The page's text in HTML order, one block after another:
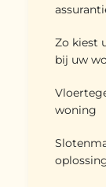
Zo kiest
bij uw
woning